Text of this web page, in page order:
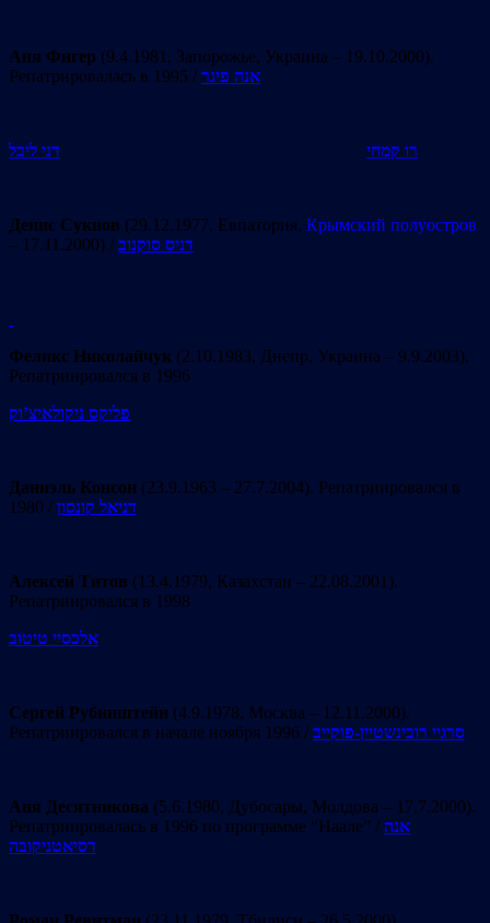
Аня Фигер (9.4.1981, Запорожье, Украина – 19.10.2000).
Репатрировалась в 1995 / אנה פיגר
רו קמחי דני ליבל
Денис Сукнов (29.12.1977, Евпатория, Крымский полуостров
– 17.11.2000) / דניס סוקנוב
Феликс Николайчук (2.10.1983, Днепр, Украина – 9.9.2003).
Репатриировался в 1996
פליקס ניקולאיצ’וק
Даниэль Консон (23.9.1963 – 27.7.2004). Репатриировался в
1980 / דניאל קונסון
Алексей Титов (13.4.1979, Казахстан – 22.08.2001).
Репатриировался в 1998
אלכסיי טיטוב
Сергей Рубинштейн (4.9.1978, Москва – 12.11.2000).
Репатриировался в начале ноября 1996 / סרגיי רובינשטיין-פוקייב
Аня Десятникова (5.6.1980, Дубосары, Молдова – 17.7.2000).
Репатриировалась в 1996 по программе “Наале” / אנה
דסיאטניקובה